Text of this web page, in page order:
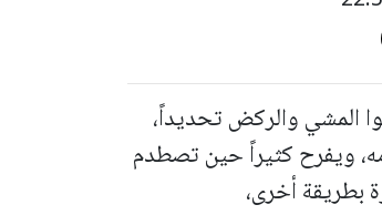
المشي والركض تحديداً،
ويفرح كثيراً حين تصطدم
بطريقة أخرى،